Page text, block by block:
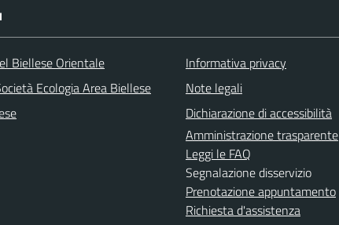
Biellese Orientale
Ecologia Area Biellese
Informativa privacy
Note legali
Dichiarazione di accessibilità
Amministrazione trasparente
Leggi le FAQ
Segnalazione disservizio
Prenotazione appuntamento
Richiesta d'assistenza